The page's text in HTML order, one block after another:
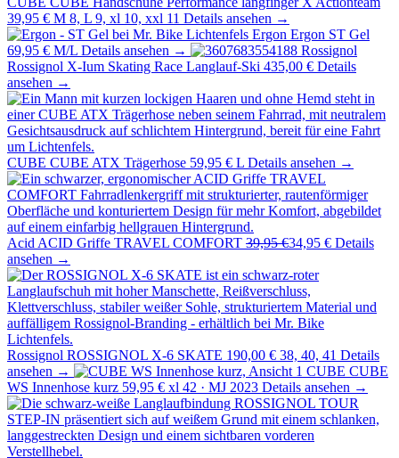
39,95 € M 8, L 9, xl 10, xxl 11 Details ansehen →
Ergon Ergon ST Gel
69,95 € M/L Details ansehen →
Rossignol
Rossignol X-Ium Skating Race Langlauf-Ski 435,00 € Details
ansehen →
CUBE CUBE ATX Trägerhose 59,95 € L Details ansehen →
Acid ACID Griffe TRAVEL COMFORT 39,95 €34,95 € Details
ansehen →
Rossignol ROSSIGNOL X-6 SKATE 190,00 € 38, 40, 41 Details
ansehen →
CUBE CUBE
WS Innenhose kurz 59,95 € xl 42 · MJ 2023 Details ansehen →